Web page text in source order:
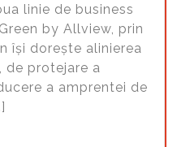
linie de business
by Allview, prin
își dorește alinierea
de protejare a
a amprentei de